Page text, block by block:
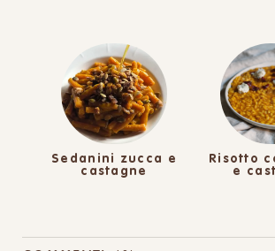
Sedanini zucca e
castagne
Risotto
e